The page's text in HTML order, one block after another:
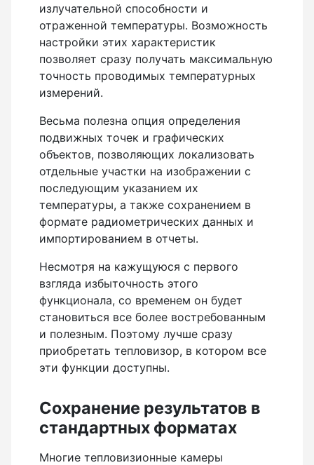
излучательной способности и
отраженной температуры. Возможность
настройки этих характеристик
позволяет сразу получать максимальную
точность проводимых температурных
измерений.
Весьма полезна опция определения
подвижных точек и графических
объектов, позволяющих локализовать
отдельные участки на изображении с
последующим указанием их
температуры, а также сохранением в
формате радиометрических данных и
импортированием в отчеты.
Несмотря на кажущуюся с первого
взгляда избыточность этого
функционала, со временем он будет
становиться все более востребованным
и полезным. Поэтому лучше сразу
приобретать тепловизор, в котором все
эти функции доступны.
Сохранение результатов в
стандартных форматах
Многие тепловизионные камеры
Тахеометры
Трассотечеискатели
Трассотечепоисковая техника для диагностики
неметаллических и металлических
трубопроводов